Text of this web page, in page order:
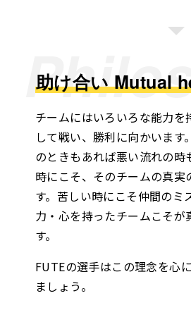
助け合い Mutual
チームにはいろいろな能力
して戦い、勝利に向かいま
のときもあれば悪い流れの時
時にこそ、そのチームの真実
す。苦しい時にこそ仲間のミ
力・心を持ったチームこそが
す。
FUTEの選手はこの理念を心
ましょう。